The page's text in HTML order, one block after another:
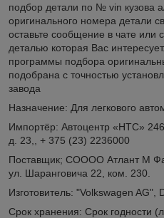
подбор детали по № vin кузова
оригинального номера детали
оставьте сообщение в чате
деталью которая Вас
программы подбора
подобрана с точностью
завода
Назначение: Для легкового
Импортёр: Автоцентр «НТС»
д. 23,, + 375 (23) 2236000
Поставщик; СОООО Атлант М
ул. Шаранговича 22, ком. 230.
Изготовитель: "Volkswagen
Срок хранения: Срок годности